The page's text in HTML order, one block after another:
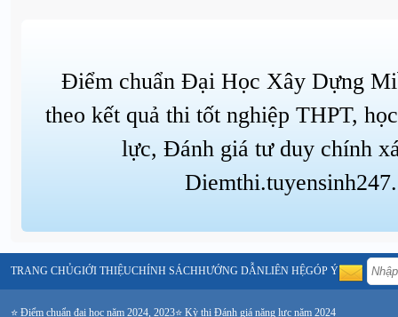
Điểm chuẩn Đại Học Xây Dựng
theo kết quả thi tốt nghiệp THPT,
lực, Đánh giá tư duy chính
TRANG CHỦGIỚI THIỆUCHÍNH SÁCHHƯỚNG DẪNLIÊN HỆGÓP Ý
⭐ Điểm chuẩn đại học năm 2024, 2023⭐ Kỳ thi Đánh giá năng lực năm 2024